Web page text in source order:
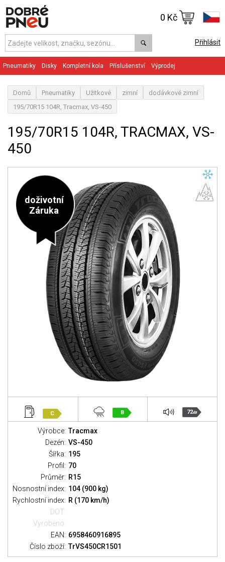
Přihlásit
0 Kč
Pneumatiky Disky Kompletní kola Příslušenství Výprodej
Domů Pneumatiky Užitkové zimní
dodávkové zimní
195/70R15 104R, Tracmax, VS-450
195/70R15 104R, TRACMAX, VS-
450
doživotní
Záruka
C B 72dB
Výrobce: Tracmax
Dezén: VS-450
Šířka: 195
Profil: 70
Průměr: R15
Nosnostní index: 104 (900 kg)
Rychlostní index: R (170 km/h)
DOT:
Vyrobeno:
EAN: 6958460916895
Číslo zboží: TrVS450CR1501